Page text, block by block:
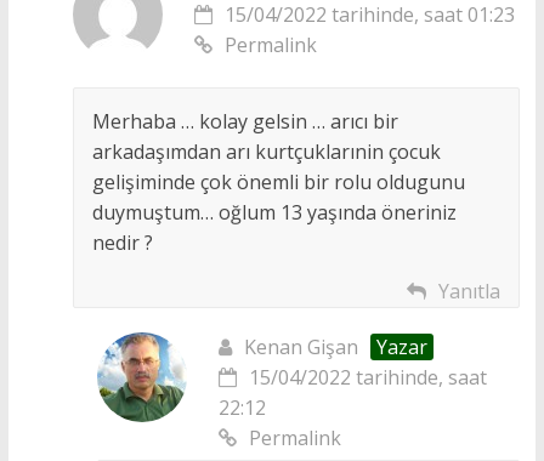
15/04/2022 tarihinde, saat 01:23
Permalink
Merhaba … kolay gelsin … arıcı bir
arkadaşımdan arı kurtçuklarınin çocuk
gelişiminde çok önemli bir rolu oldugunu
duymuştum… oğlum 13 yaşında öneriniz
nedir ?
Yanıtla
Kenan Gişan
Yazar
15/04/2022 tarihinde, saat
22:12
Permalink